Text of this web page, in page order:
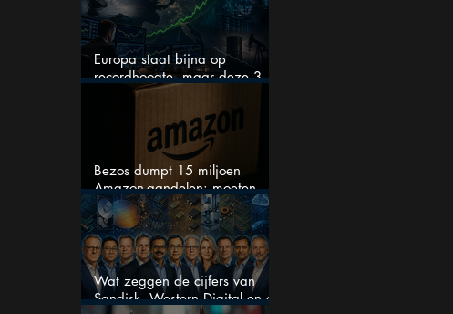
Europa staat bijna op
recordhoogte, maar deze 3
sectoren vallen nu op
Bezos dumpt 15 miljoen
Amazon-aandelen: moeten
beleggers zich zorgen maken?
Wat zeggen de cijfers van
Sandisk, Western Digital en de